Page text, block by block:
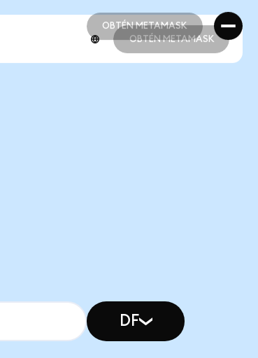
OBTÉN METAMASK
OBTÉN METAMASK
OBTÉN METAMASK
DF